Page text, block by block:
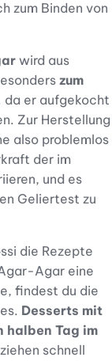
zum Binden von
wird aus
zum
da er aufgekocht
Zur Herstellung
also problemlos
der im
und es
Geliertest zu
die Rezepte
Agar eine
findest du die
Desserts mit
halben Tag im
schnell